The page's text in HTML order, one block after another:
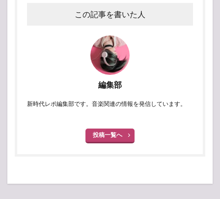
この記事を書いた人
編集部
新時代レポ編集部です。音楽関連の情報を発信しています。
投稿一覧へ